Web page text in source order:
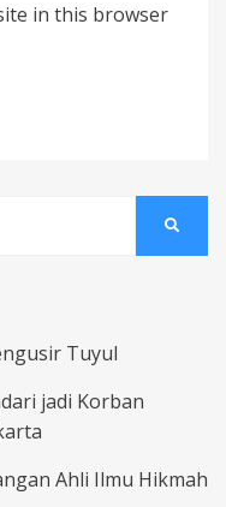
in this browser
Tuyul
jadi Korban
Ahli Ilmu Hikmah